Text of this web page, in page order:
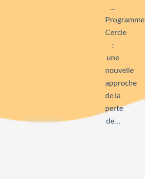
…
Programme
Cercle
:
une
nouvelle
approche
de la
perte
de…